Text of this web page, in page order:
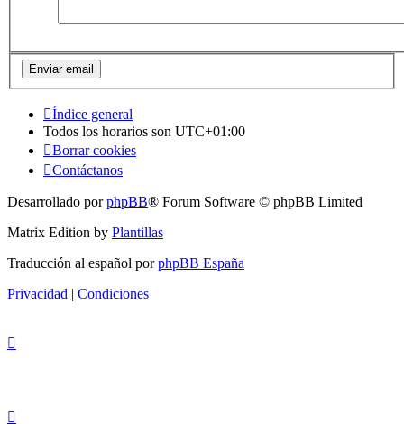
Índice general
Todos los horarios son UTC+01:00
Borrar cookies
Contáctanos
Desarrollado porphpBB® Forum Software © phpBB Limited
Matrix Edition by Plantillas
Traducción al español porphpBB España
Privacidad
Condiciones